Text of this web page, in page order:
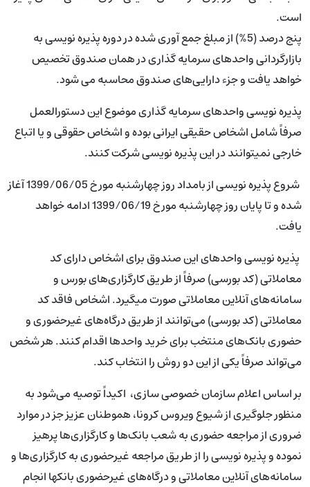
است.
پنج درصد (5%) از مبلغ جمع آوری شده در دوره پذیره نویسی به
بازارگردانی واحد‌های سرمایه­ گذاری در همان صندوق تخصیص
خواهد یافت و جزء دارایی­‌های صندوق محاسبه می ­شود.
پذیره نویسی واحد‌های سرمایه­ گذاری موضوع این دستورالعمل
صرفاً شامل اشخاص حقیقی ایرانی بوده و اشخاص حقوقی و یا اتباع
خارجی نمی­توانند در این پذیره نویسی شرکت کنند.
شروع پذیره نویسی از بامداد روز چهارشنبه مورخ 1399/06/05 آغاز
شده و تا پایان روز چهارشنبه مورخ 1399/06/19 ادامه خواهد
یافت.
پذیره‌ نویسی واحد‌های این صندوق برای اشخاص دارای کد
معاملاتی (کد بورسی) صرفاً از طریق کارگزاری‌های بورس و
سامانه‌های آنلاین معاملاتی صورت می­گیرد. اشخاص فاقد کد
معاملاتی (کد بورسی) می‌توانند از طریق درگاه‌های غیرحضوری و
حضوری بانک‌های منتخب برای خرید واحد‌ها اقدام کنند. هر شخص
می‌­تواند صرفاً یکی از این دو روش را انتخاب کند.
بر اساس اعلام سازمان خصوصی سازی، اکیداً توصیه می‌‌شود به
منظور جلوگیری از شیوع ویروس کرونا، هموطنان عزیز جز در موارد
ضروری از مراجعه حضوری به شعب بانک‌ها و کارگزاری‌ها پرهیز
نموده و پذیره ‌نویسی را از طریق مراجعه غیرحضوری به کارگزاری‌ها و
سامانه‌‌های آنلاین معاملاتی و درگاه‌های غیرحضوری بانک‎ها انجام